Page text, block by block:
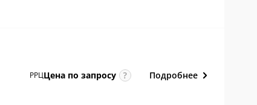
РРЦЦена позапросу Подробнее